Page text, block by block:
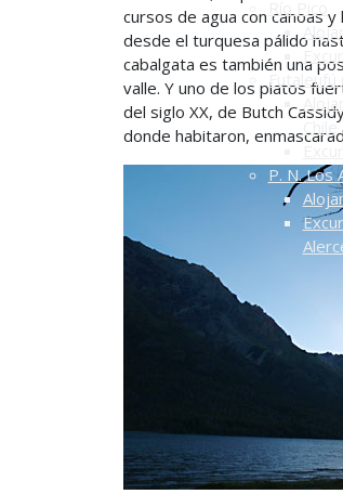
Futaleufú
Chile
P. N. Los
cursos de agua con canoas
desde el turquesa pálido
cabalgata es también una
valle. Y uno de los platos
del siglo XX, de Butch
donde habitaron,